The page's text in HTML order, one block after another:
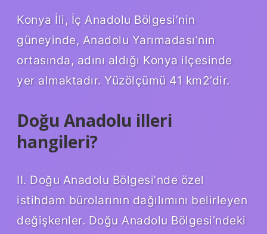
Konya İli, İç Anadolu Bölgesi’nin
güneyinde, Anadolu Yarımadası’nın
ortasında, adını aldığı Konya ilçesinde
yer almaktadır. Yüzölçümü 41 km2’dir.
Doğu Anadolu illeri
hangileri?
II. Doğu Anadolu Bölgesi’nde özel
istihdam bürolarının dağılımını belirleyen
değişkenler. Doğu Anadolu Bölgesi’ndeki